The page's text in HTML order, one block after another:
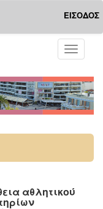
ΕΙΣΟΔΟΣ
Toggle
αθλητικού